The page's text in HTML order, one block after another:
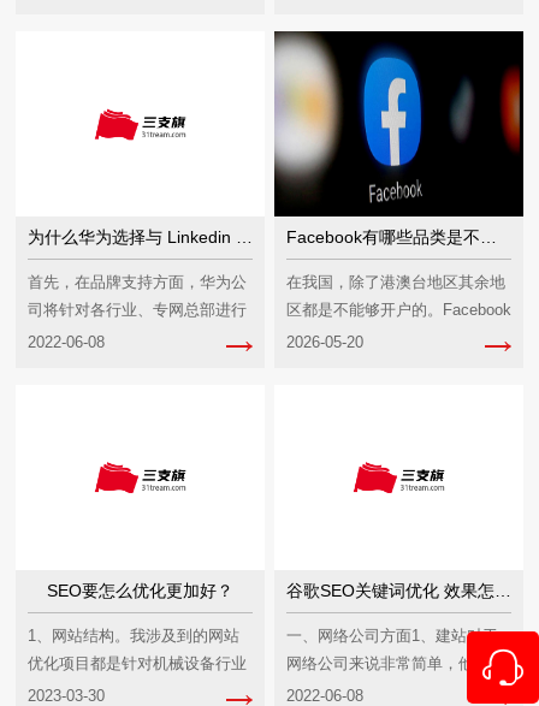
为什么华为选择与 Linkedin 合作开展海外营销?该案例 有哪些经验与启示?
首先，在品牌支持方面，华为公
司将针对各行业、专网总部进行
长期市场培育，举办相关行业研
2022-06-08
Facebook有哪些品类是不能开户的？
在我国，除了港澳台地区其余地
区都是不能够开户的。Facebook
是国外的一款社交软件，由于使
2026-05-20
SEO要怎么优化更加好？
1、网站结构。我涉及到的网站
优化项目都是针对机械设备行业
的展示站。这种情况我是建议采
2023-03-30
一、网络公司方面1、建站对于
网络公司来说非常简单，他们工
作机械化，缺少SEO思路，真正
2022-06-08